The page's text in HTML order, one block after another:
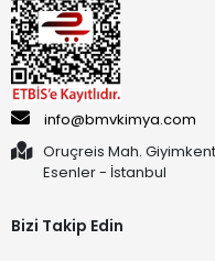
info@bmvkimya.com
Oruçreis Mah. Giyimkent
Esenler - İstanbul
Bizi Takip Edin